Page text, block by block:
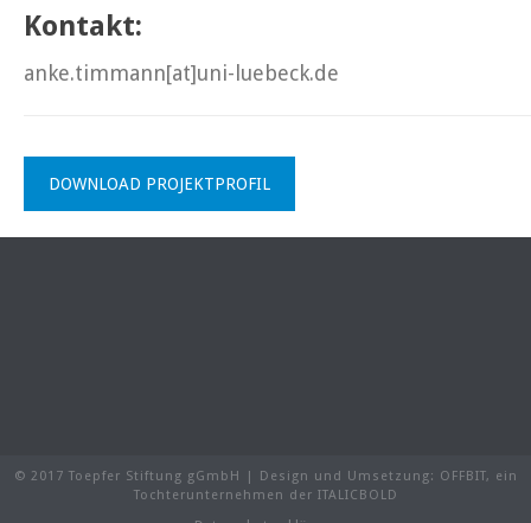
Kontakt:
anke.timmann[at]uni-luebeck.de
DOWNLOAD PROJEKTPROFIL
© 2017 Toepfer Stiftung gGmbH | Design und Umsetzung: OFFBIT, ein
Tochterunternehmen der ITALICBOLD